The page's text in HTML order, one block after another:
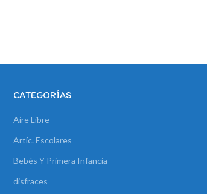
CATEGORÍAS
Aire Libre
Artíc. Escolares
Bebés Y Primera Infancia
disfraces